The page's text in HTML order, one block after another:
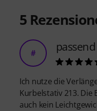
5
#
Ich nutze die
Kurbelstativ 213. Die
auch kein